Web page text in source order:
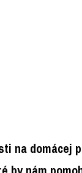
na domácej